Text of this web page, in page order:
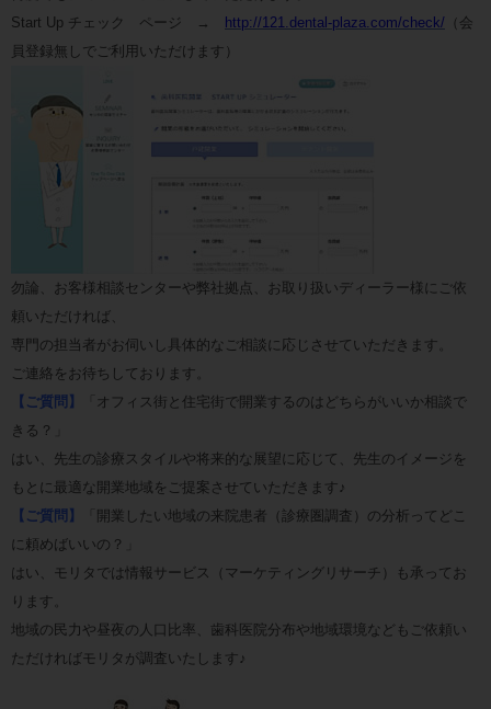
Start Up チェック ページ →
http://121.dental-plaza.com/check/ （会
員登録無しでご利用いただけます）
勿論、お客様相談センターや弊社拠点、お取り扱いディーラー様にご依
頼いただければ、
専門の担当者がお伺いし具体的なご相談に応じさせていただきます。
ご連絡をお待ちしております。
【ご質問】
「オフィス街と住宅街で開業するのはどちらがいいか相談で
きる？」
はい、先生の診療スタイルや将来的な展望に応じて、先生のイメージを
もとに最適な開業地域をご提案させていただきます♪
【ご質問】
「開業したい地域の来院患者（診療圏調査）の分析ってどこ
に頼めばいいの？」
はい、モリタでは情報サービス（マーケティングリサーチ）も承ってお
ります。
地域の民力や昼夜の人口比率、歯科医院分布や地域環境などもご依頼い
ただければモリタが調査いたします♪